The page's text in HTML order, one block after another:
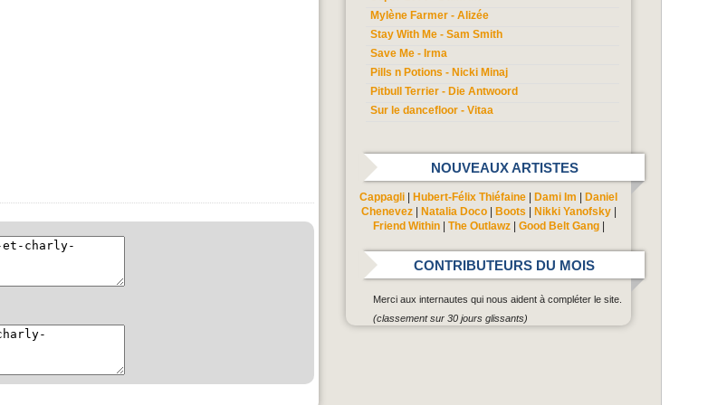
Mylène Farmer - Alizée
Stay With Me - Sam Smith
Save Me - Irma
Pills n Potions - Nicki Minaj
Pitbull Terrier - Die Antwoord
Sur le dancefloor - Vitaa
NOUVEAUX ARTISTES
Cappagli Hubert-Félix Thiéfaine Dami Im
Daniel
Chenevez| Natalia Doco| Boots Nikki Yanofsky|
Friend Within| The Outlawz| Good Belt Gang|
CONTRIBUTEURS DU MOIS
Merci aux internautes qui nous aident à compléter le site.
(classement sur 30 jours glissants)